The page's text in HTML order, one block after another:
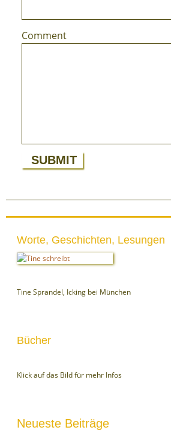
Comment
Worte, Geschichten, Lesungen
Tine Sprandel, Icking bei München
Bücher
Klick auf das Bild für mehr Infos
Neueste Beiträge